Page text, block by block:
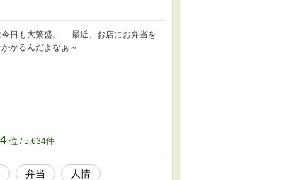
日も大繁盛。 最近、お店にお弁当を
かるんだよなぁ～
位 / 5,634件
弁当
人情